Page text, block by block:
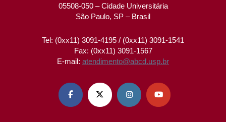
05508-050 – Cidade Universitária
São Paulo, SP – Brasil
Tel: (0xx11) 3091-4195 / (0xx11) 3091-1541
Fax: (0xx11) 3091-1567
E-mail: atendimento@abcd.usp.br
   